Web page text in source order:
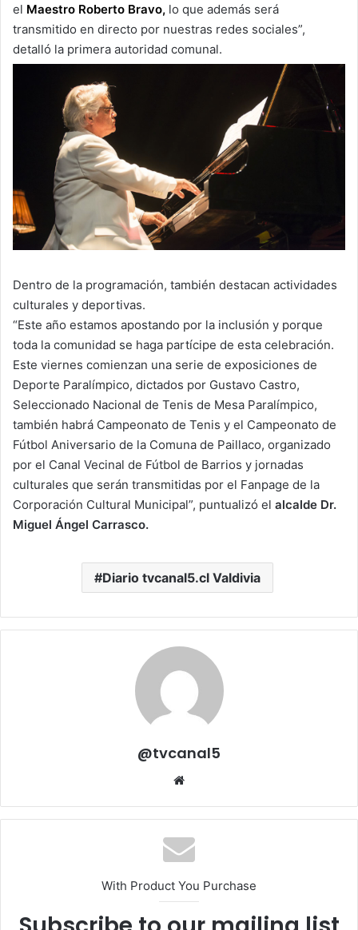
el Maestro Roberto Bravo, lo que además será
transmitido en directo por nuestras redes sociales”,
detalló la primera autoridad comunal.
Dentro de la programación, también destacan actividades
culturales y deportivas.
“Este año estamos apostando por la inclusión y porque
toda la comunidad se haga partícipe de esta celebración.
Este viernes comienzan una serie de exposiciones de
Deporte Paralímpico, dictados por Gustavo Castro,
Seleccionado Nacional de Tenis de Mesa Paralímpico,
también habrá Campeonato de Tenis y el Campeonato de
Fútbol Aniversario de la Comuna de Paillaco, organizado
por el Canal Vecinal de Fútbol de Barrios y jornadas
culturales que serán transmitidas por el Fanpage de la
Corporación Cultural Municipal”, puntualizó el alcalde Dr.
Miguel Ángel Carrasco.
Diario tvcanal5.cl Valdivia
@tvcanal5
With Product You Purchase